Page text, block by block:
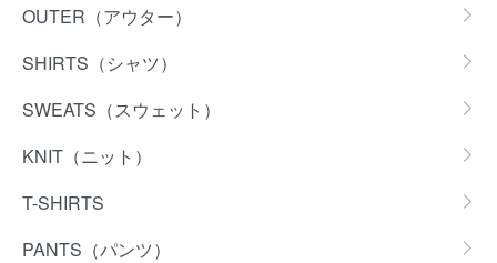
カテゴリー一覧
OUTER（アウター）
SHIRTS（シャツ）
SWEATS（スウェット）
KNIT（ニット）
T-SHIRTS
PANTS（パンツ）